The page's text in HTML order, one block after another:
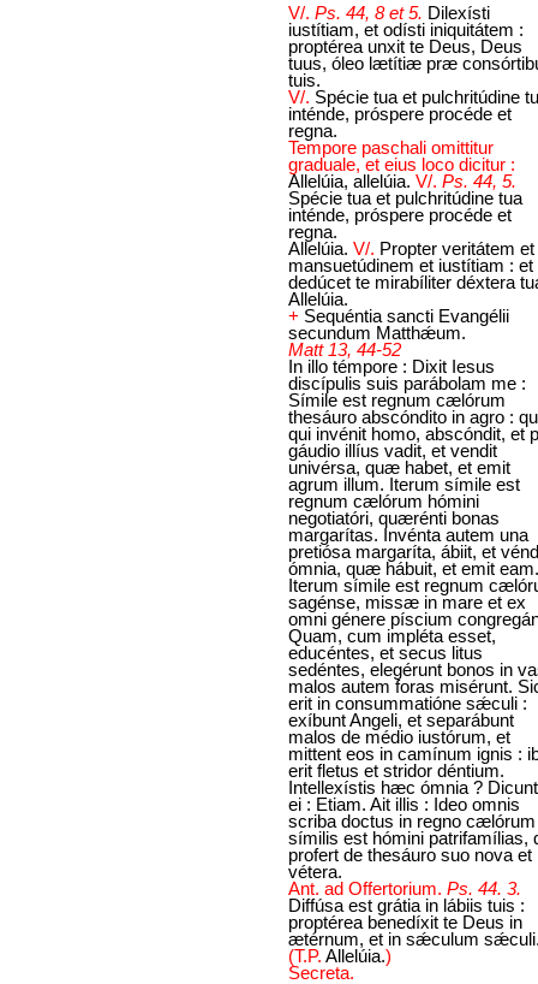
V/. Ps. 44, 8 et 5. Dilexísti
iustítiam, et odísti iniquitátem :
proptérea unxit te Deus, Deus
tuus, óleo lætítiæ præ
tuis.
V/. Spécie tua et pulchritúdine
inténde, próspere procéde et
regna.
Tempore paschali omittitur
graduale, et eius loco dicitur :
Allelúia, allelúia. V/. Ps. 44, 5.
Spécie tua et pulchritúdine tua
inténde, próspere procéde et
regna.
Allelúia. V/. Propter veritátem et
mansuetúdinem et iustítiam : et
dedúcet te mirabíliter déxtera
Allelúia.
+ Sequéntia sancti Evangélii
secundum Matthǽum.
Matt 13, 44-52
In illo témpore : Dixit Iesus
discípulis suis parábolam me :
Símile est regnum cælórum
thesáuro abscóndito in agro :
qui invénit homo, abscóndit, et
gáudio illíus vadit, et vendit
univérsa, quæ habet, et emit
agrum illum. Iterum símile est
regnum cælórum hómini
negotiatóri, quærénti bonas
margarítas. Invénta autem una
pretiósa margaríta, ábiit, et
ómnia, quæ hábuit, et emit eam.
Iterum símile est regnum
sagénse, missæ in mare et ex
omni génere píscium
Quam, cum impléta esset,
educéntes, et secus litus
sedéntes, elegérunt bonos in
malos autem foras misérunt.
erit in consummatióne sǽculi :
exíbunt Angeli, et separábunt
malos de médio iustórum, et
mittent eos in camínum ignis :
erit fletus et stridor déntium.
Intellexístis hæc ómnia ? Dicunt
ei : Etiam. Ait illis : Ideo omnis
scriba doctus in regno cælórum
símilis est hómini patrifamílias,
profert de thesáuro suo nova et
vétera.
Ant. ad Offertorium. Ps. 44. 3.
Diffúsa est grátia in lábiis tuis :
proptérea benedíxit te Deus in
ætérnum, et in sǽculum
(T.P. Allelúia.)
Secreta.